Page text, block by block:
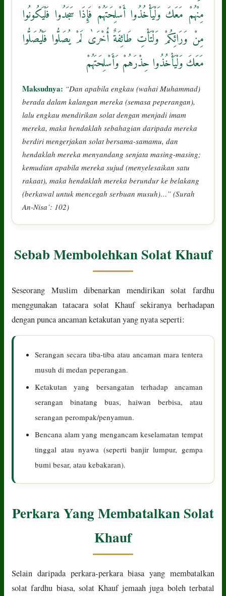
مِنْهُمْ مَعَكَ وَلْيَأْخُذُوا أَسْلِحَتَهُمْ فَإِذَا سَجَدُوا فَلْيَكُونُوا
مِنْ وَرَائِكُمْ وَلْتَأْتِ طَائِفَةٌ أُخْرَىٰ لَمْ يُصَلُّوا فَلْيُصَلُّوا
مَعَكَ وَلْيَأْخُذُوا حِذْرَهُمْ وَأَسْلِحَتَهُمْ
Maksudnya: “Dan apabila engkau (wahai Muhammad)
berada dalam kalangan mereka (semasa peperangan),
lalu engkau mendirikan solat dengan menjadi imam
mereka, maka hendaklah sebahagian daripada mereka
berdiri mengerjakan solat bersama-samamu, dan
hendaklah mereka menyandang senjata masing-masing;
kemudian apabila mereka sujud (menyelesaikan satu
rakaat), maka hendaklah mereka berundur ke belakang
(berkawal untuk mencegah serbuan musuh)…” (Surah
An-Nisa’: 102)
Sebab Membolehkan Solat Khauf
Seseorang Muslim dibenarkan mendirikan solat fardhu
menggunakan tatacara solat Khauf sekiranya berhadapan
dengan punca ancaman ketakutan yang nyata seperti:
Serangan secara tiba-tiba atau ancaman mara tentera
musuh di medan peperangan.
Ketakutan yang bersangatan terhadap ancaman
serangan binatang buas, haiwan berbisa, atau
serangan perompak/penyamun.
Bencana alam yang mengancam keselamatan tempat
tinggal atau nyawa (seperti banjir lumpur, gempa
bumi besar, atau kebakaran).
Perkara Yang Membatalkan Solat
Khauf
Selain daripada perkara-perkara biasa yang membatalkan
solat fardhu biasa, solat Khauf jemaah juga boleh terbatal